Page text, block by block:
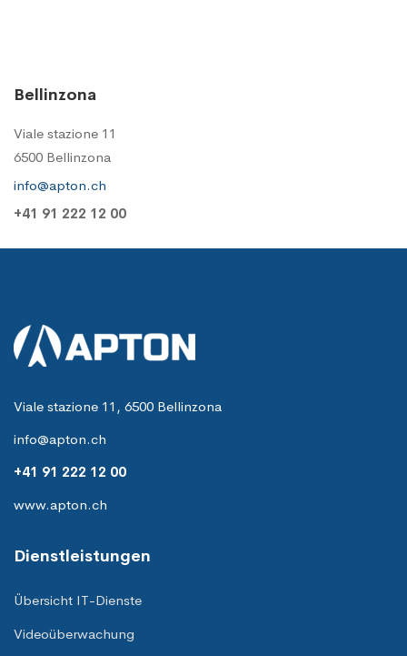
Bellinzona
Viale stazione 11
6500 Bellinzona
info@apton.ch
+41 91 222 12 00
Viale stazione 11, 6500 Bellinzona
info@apton.ch
+41 91 222 12 00
www.apton.ch
Dienstleistungen
Übersicht IT-Dienste
Videoüberwachung